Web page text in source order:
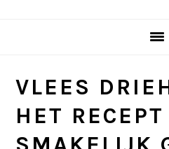
VLEES
HET